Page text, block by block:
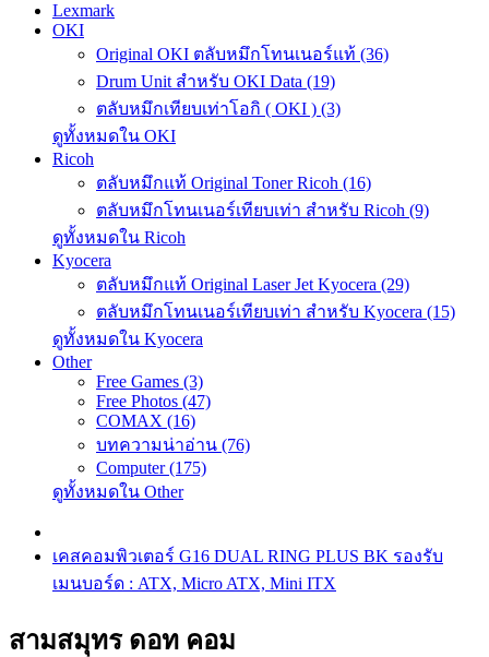
Lexmark
OKI
Original OKI ตลับหมึกโทนเนอร์แท้ (36)
Drum Unit สำหรับ OKI Data (19)
ตลับหมึกเทียบเท่าโอกิ ( OKI ) (3)
ดูทั้งหมดใน OKI
Ricoh
ตลับหมึกแท้ Original Toner Ricoh (16)
ตลับหมึกโทนเนอร์เทียบเท่า สำหรับ Ricoh (9)
ดูทั้งหมดใน Ricoh
Kyocera
ตลับหมึกแท้ Original Laser Jet Kyocera (29)
ตลับหมึกโทนเนอร์เทียบเท่า สำหรับ Kyocera (15)
ดูทั้งหมดใน Kyocera
Other
Free Games (3)
Free Photos (47)
COMAX (16)
บทความน่าอ่าน (76)
Computer (175)
ดูทั้งหมดใน Other
เคสคอมพิวเตอร์ G16 DUAL RING PLUS BK รองรับ
เมนบอร์ด : ATX, Micro ATX, Mini ITX
สามสมุทร ดอท คอม